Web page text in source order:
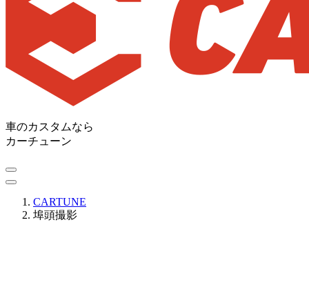
車のカスタムなら
カーチューン
CARTUNE
埠頭撮影